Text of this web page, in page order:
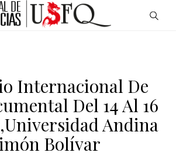
Internacional De
Del 14 Al 16
Andina
Bolívar